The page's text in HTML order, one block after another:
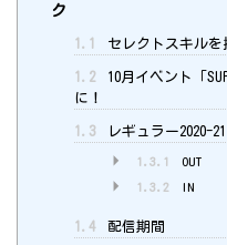
ク
1.1 セレクトスキルを
1.2
10月イベント「
に！
1.3 レギュラー2020-21
1.3.1 OUT
1.3.2 IN
1.4 配信期間